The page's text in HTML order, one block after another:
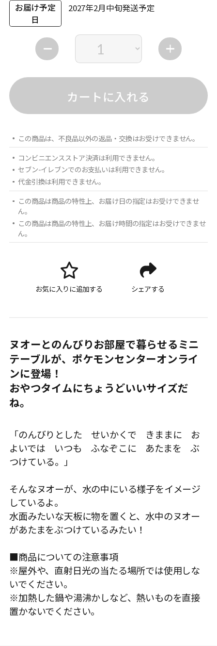
お届け予定
日
2027年2月中旬発送予定
カートに入れる
この商品は、不良品以外の返品・交換はお受けできません。
コンビニエンスストア決済は利用できません。
セブン-イレブンでのお支払いは利用できません。
代金引換は利用できません。
この商品は商品の特性上、お届け日の指定はお受けできませ
ん。
この商品は商品の特性上、お届け時間の指定はお受けできませ
ん。
お気に入りに追加する シェアする
ヌオーとのんびりお部屋で暮らせるミニ
テーブルが、ポケモンセンターオンライ
ンに登場！
おやつタイムにちょうどいいサイズだ
ね。
「のんびりとした せいかくで きままに お
よいでは いつも ふなぞこに あたまを ぶ
つけている。」
そんなヌオーが、水の中にいる様子をイメージ
しているよ。
水面みたいな天板に物を置くと、水中のヌオー
があたまをぶつけているみたい！
■商品についての注意事項
※屋外や、直射日光の当たる場所では使用しな
いでください。
※加熱した鍋や湯沸かしなど、熱いものを直接
置かないでください。